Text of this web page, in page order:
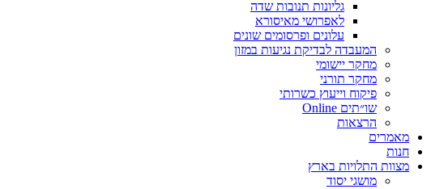
גליונות תנובות שדה
לאפרושי מאיסורא
עלונים ופרסומים שונים
המעבדה לבדיקת נגיעות במזון
מחקר יישומי
מחקר תורני
פיקוח וייעוץ כשרותי
שו״תים Online
הרצאות
מאמרים
חנות
מצוות התלויות בארץ
מושגי יסוד